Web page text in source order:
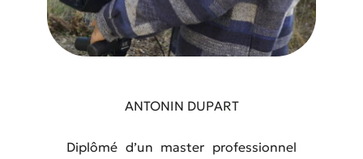
ANTONIN DUPART
Diplômé d’un master professionnel